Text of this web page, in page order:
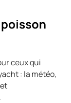
ceux qui
: la météo,